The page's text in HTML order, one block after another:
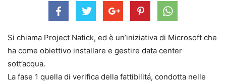
Si chiama Project Natick, ed è un’iniziativa di Microsoft che
ha come obiettivo installare e gestire data center
sott’acqua.
La fase 1 quella di verifica della fattibilitá, condotta nelle